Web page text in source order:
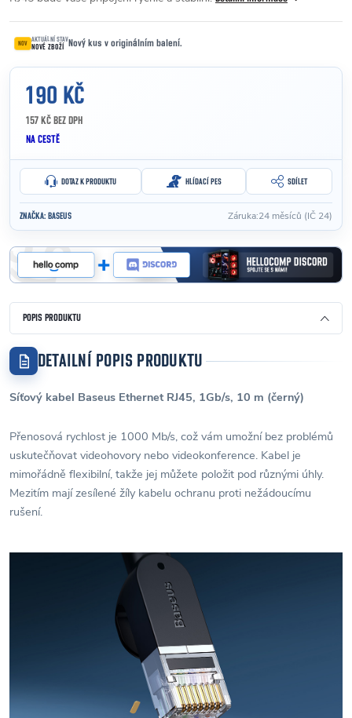
NOV AKTUÁLNÍ STAV
NOVÉ ZBOŽÍ Nový kus v originálním balení.
190 KČ
157 KČ BEZ DPH
Měrná cena:
NA CESTĚ
DOTAZ K PRODUKTU HLÍDACÍ PES SDÍLET
ZNAČKA: BASEUS Záruka:24 měsíců (IČ 24)
POPIS PRODUKTU
DETAILNÍ POPIS PRODUKTU
Síťový kabel Baseus Ethernet RJ45, 1Gb/s, 10 m (černý)
Přenosová rychlost je 1000 Mb/s, což vám umožní bez problémů
uskutečňovat videohovory nebo videokonference. Kabel je
mimořádně flexibilní, takže jej můžete položit pod různými úhly.
Mezitím mají zesílené žíly kabelu ochranu proti nežádoucímu
rušení.